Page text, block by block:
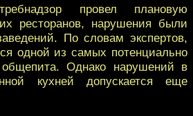
провел плановую
ресторанов, нарушения были
По словам экспертов,
одной из самых потенциально
общепита. Однако нарушений в
кухней допускается еще